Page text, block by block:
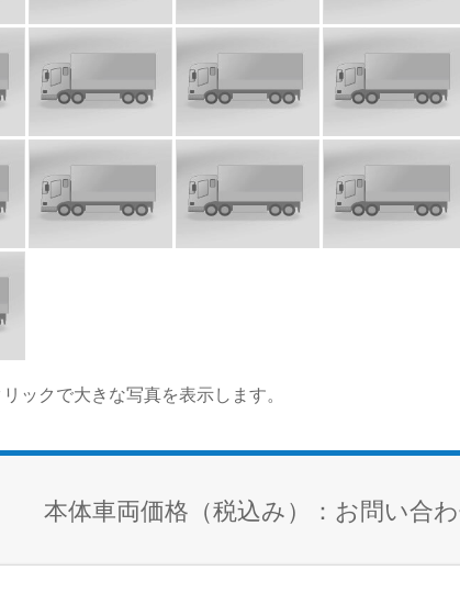
ックで大きな写真を表示します。
本体車両価格（税込み）： お問い合